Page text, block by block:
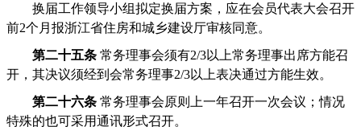
换届工作领导小组拟定换届方案，应在会员代表大会召开
前2个月报浙江省住房和城乡建设厅审核同意。
第二十五条 常务理事会须有2/3以上常务理事出席方能召
开，其决议须经到会常务理事2/3以上表决通过方能生效。
第二十六条 常务理事会原则上一年召开一次会议；情况
特殊的也可采用通讯形式召开。